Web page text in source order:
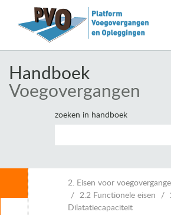
Handboek
Voegovergangen
zoeken in handboek
2. Eisen voor
2.2 Functionele eisen
Dilatatiecapaciteit